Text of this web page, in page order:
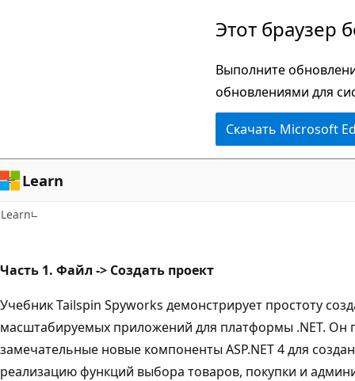
Этот браузер
Выполните
обновлениями для
Скачать Microsoft
Learn
Learn
Часть 1. Файл -> Создать проект
Учебник Tailspin Spyworks демонстрирует простоту
масштабируемых приложений для платформы .NET. Он
замечательные новые компоненты ASP.NET 4 для
реализацию функций выбора товаров, покупки и